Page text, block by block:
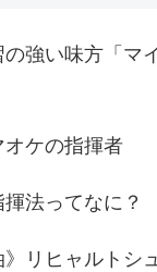
強い味方「マ
ケの指揮者
法ってなに？
》リヒャルトシ